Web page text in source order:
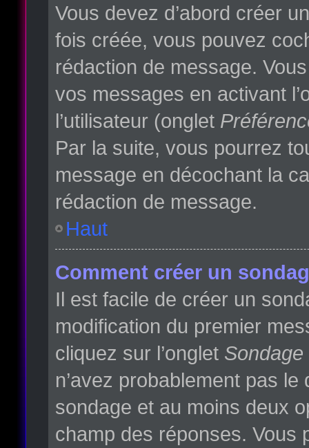
Vous devez d’abord créer
fois créée, vous pouvez
rédaction de message.
vos messages en activant
l’utilisateur (onglet
Par la suite, vous pourrez
message en décochant la
rédaction de message.
Haut
Comment créer un
Il est facile de créer un
modification du premier
cliquez sur l’onglet Sondage
n’avez probablement pas
sondage et au moins deux
champ des réponses. Vous